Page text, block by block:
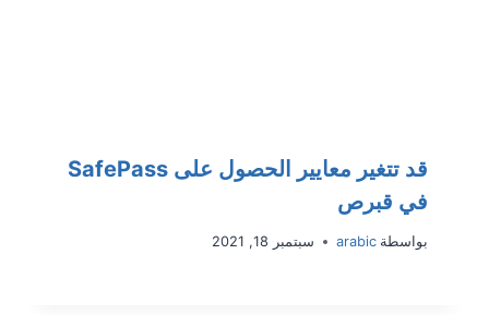
قد تتغير معايير الحصول على SafePass
في قبرص
بواسطة arabic سبتمبر 18, 2021